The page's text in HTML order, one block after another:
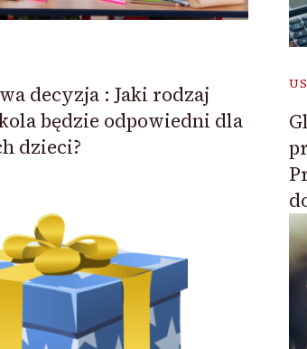
decyzja : Jaki rodzaj
będzie odpowiedni dla
dzieci?